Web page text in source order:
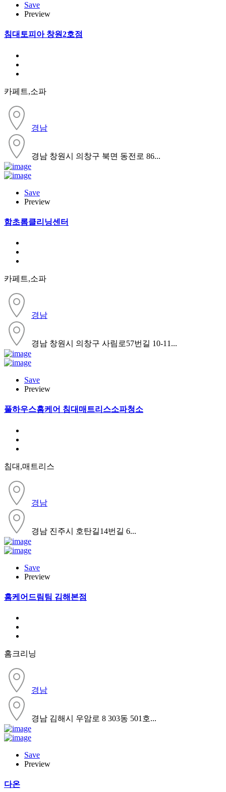
Save
Preview
침대토피아 창원2호점
카페트,소파
경남
경남 창원시 의창구 북면 동전로 86...
Save
Preview
함초롬클리닝센터
카페트,소파
경남
경남 창원시 의창구 사림로57번길 10-11...
Save
Preview
풀하우스홈케어 침대매트리스소파청소
침대,매트리스
경남
경남 진주시 호탄길14번길 6...
Save
Preview
홈케어드림팀 김해본점
홈크리닝
경남
경남 김해시 우암로 8 303동 501호...
Save
Preview
다온